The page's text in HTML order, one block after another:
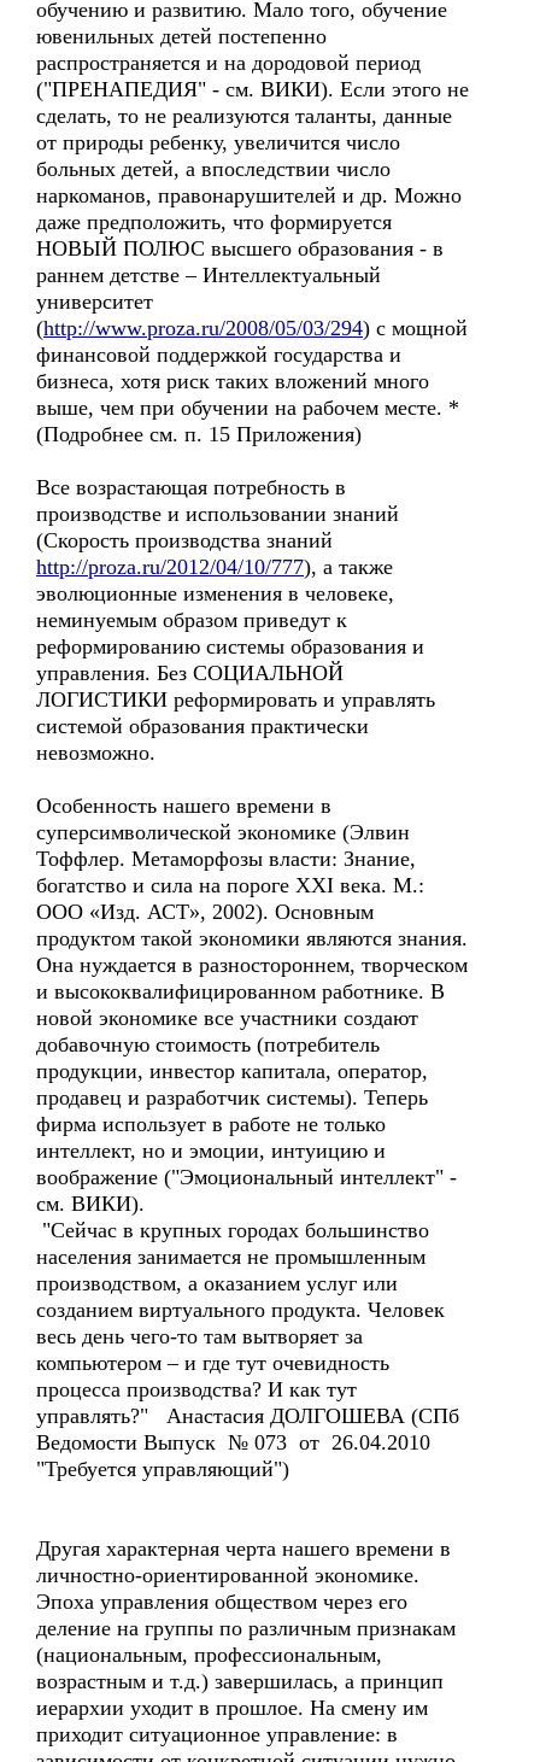
обучению и развитию. Мало того, обучение
ювенильных детей постепенно
распространяется и на дородовой период
("ПРЕНАПЕДИЯ" - см. ВИКИ). Если этого не
сделать, то не реализуются таланты, данные
от природы ребенку, увеличится число
больных детей, а впоследствии число
наркоманов, правонарушителей и др. Можно
даже предположить, что формируется
НОВЫЙ ПОЛЮС высшего образования - в
раннем детстве – Интеллектуальный
университет
(http://www.proza.ru/2008/05/03/294) с мощной
финансовой поддержкой государства и
бизнеса, хотя риск таких вложений много
выше, чем при обучении на рабочем месте. *
(Подробнее см. п. 15 Приложения)
Все возрастающая потребность в
производстве и использовании знаний
(Скорость производства знаний
http://proza.ru/2012/04/10/777), а также
эволюционные изменения в человеке,
неминуемым образом приведут к
реформированию системы образования и
управления. Без СОЦИАЛЬНОЙ
ЛОГИСТИКИ реформировать и управлять
системой образования практически
невозможно.
Особенность нашего времени в
суперсимволической экономике (Элвин
Тоффлер. Метаморфозы власти: Знание,
богатство и сила на пороге XXI века. М.:
ООО «Изд. АСТ», 2002). Основным
продуктом такой экономики являются знания.
Она нуждается в разностороннем, творческом
и высококвалифицированном работнике. В
новой экономике все участники создают
добавочную стоимость (потребитель
продукции, инвестор капитала, оператор,
продавец и разработчик системы). Теперь
фирма использует в работе не только
интеллект, но и эмоции, интуицию и
воображение ("Эмоциональный интеллект" -
см. ВИКИ).
"Сейчас в крупных городах большинство
населения занимается не промышленным
производством, а оказанием услуг или
созданием виртуального продукта. Человек
весь день чего-то там вытворяет за
компьютером – и где тут очевидность
процесса производства? И как тут
управлять?" Анастасия ДОЛГОШЕВА (СПб
Ведомости Выпуск № 073 от 26.04.2010
"Требуется управляющий")
Другая характерная черта нашего времени в
личностно-ориентированной экономике.
Эпоха управления обществом через его
деление на группы по различным признакам
(национальным, профессиональным,
возрастным и т.д.) завершилась, а принцип
иерархии уходит в прошлое. На смену им
приходит ситуационное управление: в